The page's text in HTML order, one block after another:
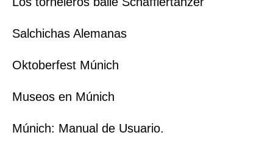
Salchichas Alemanas
Oktoberfest Múnich
Museos en Múnich
Múnich: Manual de Usuario.